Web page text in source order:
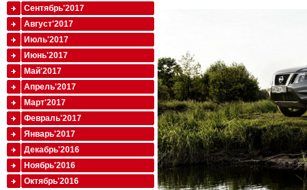
Сентябрь'2017
Август'2017
Июль'2017
Июнь'2017
Май'2017
Апрель'2017
Март'2017
Февраль'2017
Январь'2017
Декабрь'2016
Ноябрь'2016
Октябрь'2016